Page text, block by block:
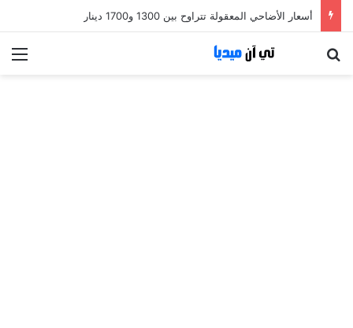
أسعار الأضاحي المعقولة تتراوح بين 1300 و1700 دينار